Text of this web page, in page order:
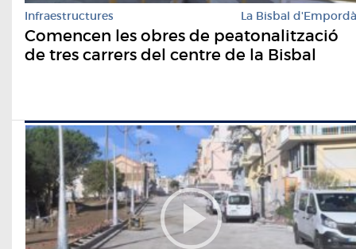
Infraestructures La Bisbal d'Empordà
Comencen les obres de peatonalització
de tres carrers del centre de la Bisbal